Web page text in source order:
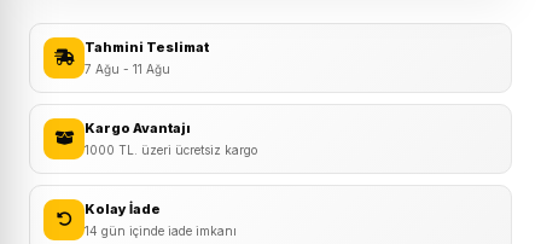
Kron
Bisiklet
Kadro
Kulağı
adet
Tahmini Teslimat
7 Ağu - 11 Ağu
Kargo Avantajı
1000 TL. üzeri ücretsiz kargo
Kolay İade
14 gün içinde iade imkanı